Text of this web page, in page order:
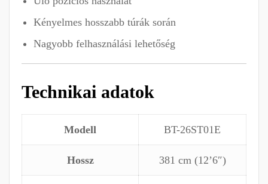
Kényelmes hosszabb túrák során
Nagyobb felhasználási lehetőség
Technikai adatok
Modell BT-26ST01E
Hossz 381 cm (12’6″)